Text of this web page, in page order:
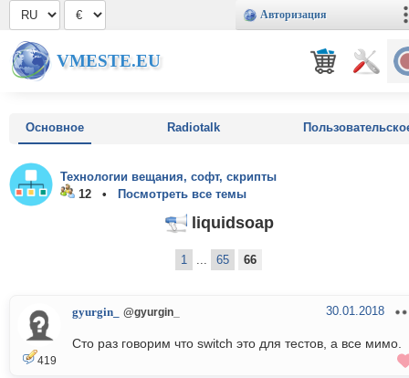
Авторизация
VMESTE.EU
Основное Radiotalk
Технологии вещания, софт, скрипты
12 •
Посмотреть все темы
liquidsoap
1 ... 65 66
419
gyurgin_ @gyurgin_ 30.01.2018
Сто раз говорим что switch это для тестов, а все мимо.